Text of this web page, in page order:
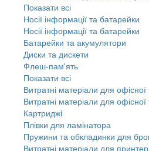
Показати всі
Носії інформації та батарейки
Носії інформації та батарейки
Батарейки та акумулятори
Диски та дискети
Флеш-пам'ять
Показати всі
Витратні матеріали для офісної
Витратні матеріали для офісної
Картриджi
Плівки для ламінатора
Пружини та обкладинки для
Витратні матеріали для